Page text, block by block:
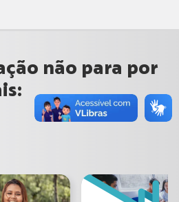
não para por